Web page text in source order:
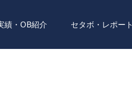
績・OB紹介 セタボ・レポート